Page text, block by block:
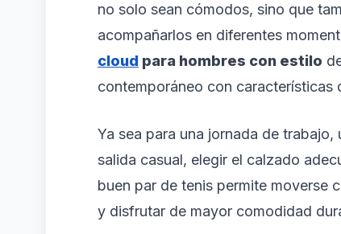
no solo sean cómodos, sino que
acompañarlos en diferentes
cloud para hombres con estilo
contemporáneo con
Ya sea para una jornada de
salida casual, elegir el calzado
buen par de tenis permite moverse
y disfrutar de mayor comodidad